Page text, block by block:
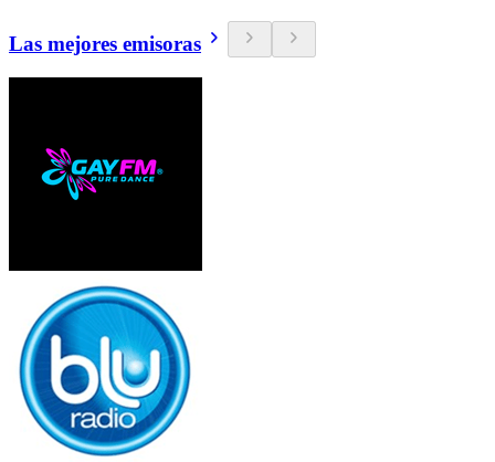
Las mejores emisoras